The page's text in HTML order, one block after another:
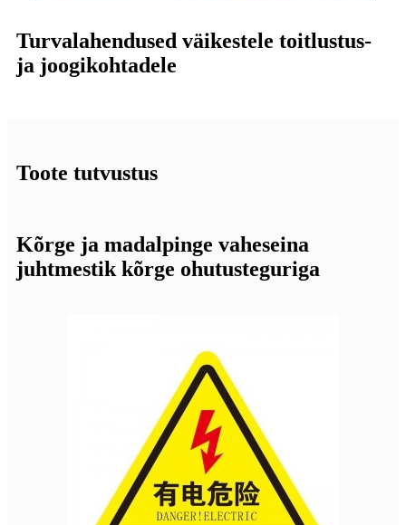
Turvalahendused väikestele toitlustus-
ja joogikohtadele
Toote tutvustus
Kõrge ja madalpinge vaheseina
juhtmestik kõrge ohutusteguriga